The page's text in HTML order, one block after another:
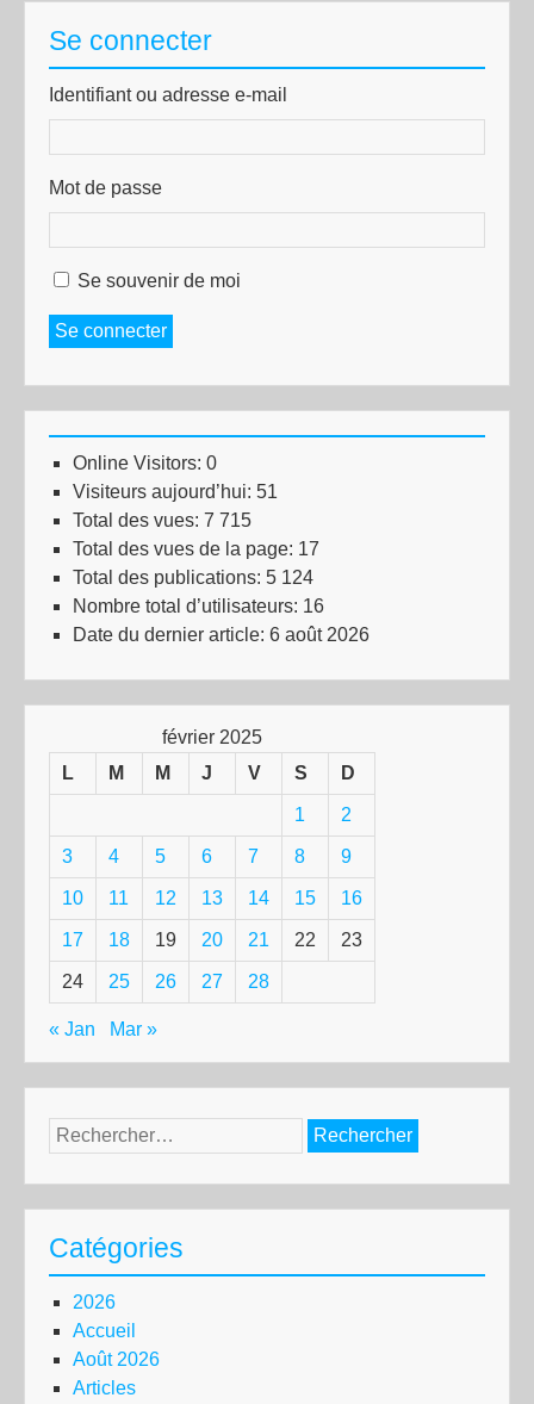
Se connecter
Identifiant ou adresse e-mail
Mot de passe
Se souvenir de moi
Se connecter
Online Visitors: 0
Visiteurs aujourd’hui: 51
Total des vues: 7 715
Total des vues de la page: 17
Total des publications: 5 124
Nombre total d’utilisateurs: 16
Date du dernier article: 6 août 2026
février 2025
L
M M J V S D
1 2
3 4 5 6 7 8 9
10 11 12 13 14 15 16
17 18 19 20 21 22 23
24 25 26 27 28
« Jan Mar »
Rechercher :
Catégories
2026
Accueil
Août 2026
Articles